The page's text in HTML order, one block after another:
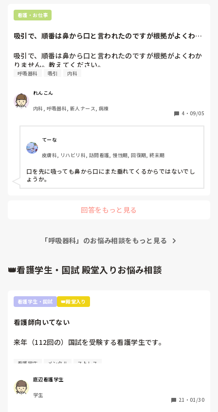
きたいです。
場合こんな感じです。
看護・お仕事
吸引で、順番は鼻から口と言われたのですが根拠がよくわか
吸引で、順番は鼻から口と言われたのですが根拠がよくわか
りません。教えてください。
呼吸器科 吸引 内科
れんこん
内科, 呼吸器科, 新人ナース, 病棟
4 ・ 09/05
てーな
皮膚科, リハビリ科, 訪問看護, 慢性期, 回復期, 終末期
口を先に吸っても鼻から口にまた垂れてくるからではないでし
ょうか。
回答をもっと見る
「呼吸器科」のお悩み相談をもっと見る
👑看護学生・国試 殿堂入りお悩み相談
看護学生・国試 👑殿堂入り
看護師向いてない
来年（112回の）国試を受験する看護学生です。
看護師を目指した最初のきっかけが親から勧められたこと
失礼ですがお金がもらえることと親が勧めたからという理由
しかない。進路希望調査、就職したくないって書きたかった
ですが、書けませんでした。
看護学生 メンタル ストレス
底辺看護学生
学生
21 ・ 01/30